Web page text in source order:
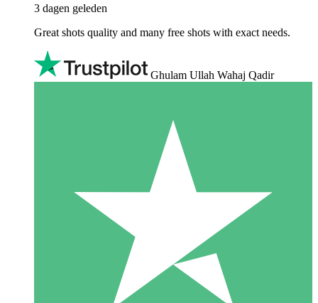
3 dagen geleden
Great shots quality and many free shots with exact needs.
Ghulam Ullah Wahaj Qadir